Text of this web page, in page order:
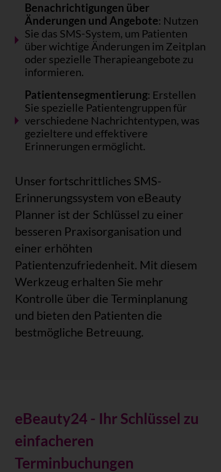
Benachrichtigungen über
Änderungen und Angebote: Nutzen
Sie das SMS-System, um Patienten
über wichtige Änderungen im Zeitplan
oder spezielle Therapieangebote zu
informieren.
Patientensegmentierung: Erstellen
Sie spezielle Patientengruppen für
verschiedene Nachrichtentypen, was
gezieltere und effektivere
Erinnerungen ermöglicht.
Unser fortschrittliches SMS-
Erinnerungssystem von eBeauty
Planner ist der Schlüssel zu einer
besseren Praxisorganisation und
einer erhöhten
Patientenzufriedenheit. Mit diesem
Werkzeug erhalten Sie mehr
Kontrolle über die Terminplanung
und bieten den Patienten die
bestmögliche Betreuung.
eBeauty24 - Ihr Schlüssel zu
einfacheren
Terminbuchungen